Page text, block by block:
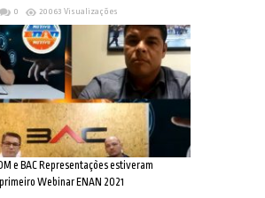
0 20063 Visualizações
e BAC Representações estiveram
Webinar ENAN 2021